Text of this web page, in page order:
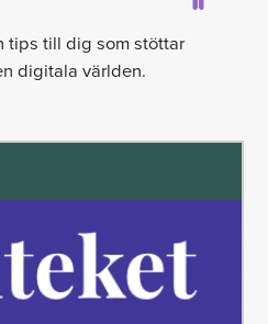
tips till dig som stöttar
digitala världen.